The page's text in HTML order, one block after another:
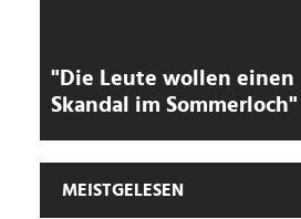
"Die Leute wollen einen
Skandal im Sommerloch"
MEISTGELESEN